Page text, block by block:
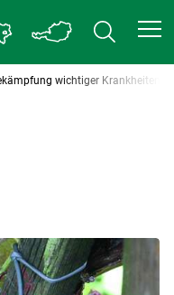
wichtiger Krankheiten